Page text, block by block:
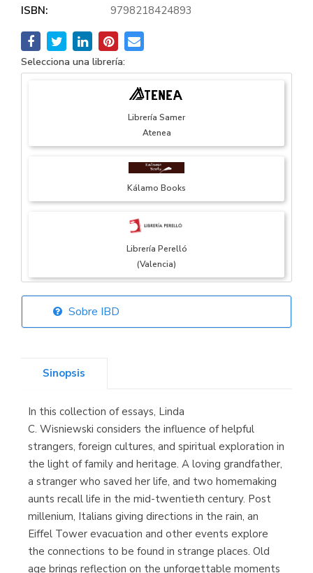
ISBN:
9798218424893
Selecciona una librería:
Librería Samer
Atenea
Kálamo Books
Librería Perelló
(Valencia)
Librería Elías
Librería Kolima
(Madrid)
Librería Proteo
(Málaga)
Sobre IBD
Sinopsis
In this collection of essays, Linda
C. Wisniewski considers the influence of helpful
strangers, foreign cultures, and spiritual exploration in
the light of family and heritage. A loving grandfather,
a stranger who saved her life, and two homemaking
aunts recall life in the mid-twentieth century. Post
millenium, Italians giving directions in the rain, an
Eiffel Tower evacuation and other events explore
the connections to be found in strange places. Old
age brings reflection on the unforgettable moments